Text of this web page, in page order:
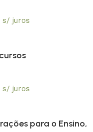
s/ juros
s/ juros
para o Ensino,